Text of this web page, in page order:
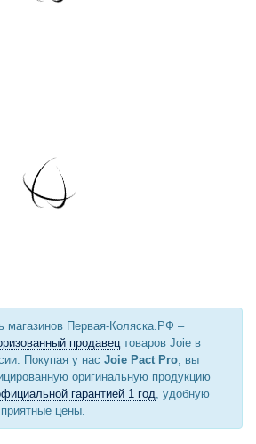
магазинов Первая-Коляска.РФ –
продавец товаров Joie в
Покупая у нас Joie Pact Pro , вы
оригинальную продукцию
гарантией 1 год , удобную
цены.